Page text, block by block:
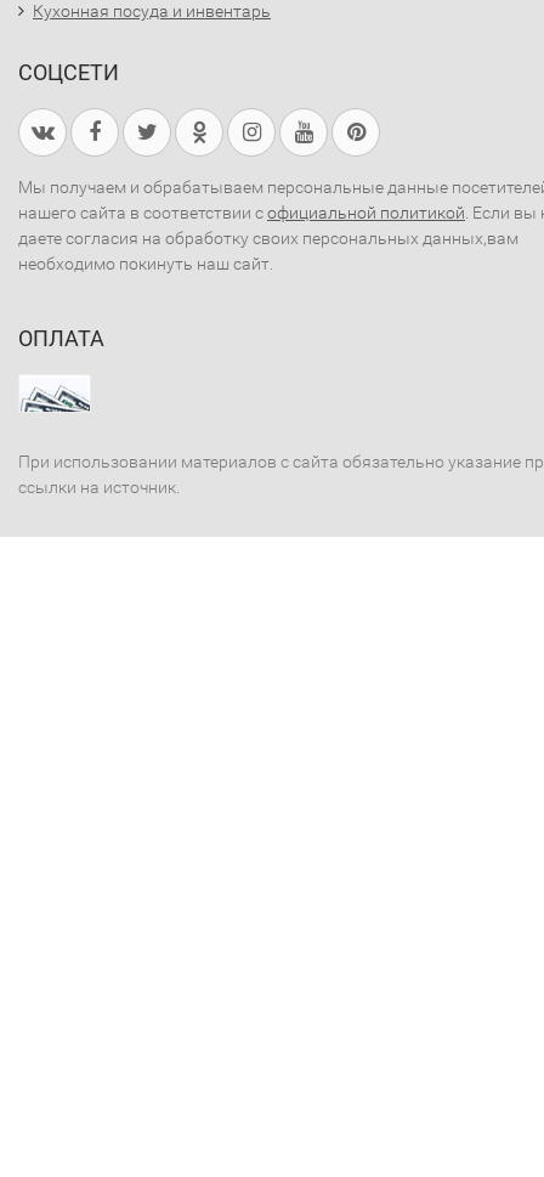
Кухонная посуда и инвентарь
СОЦСЕТИ
Мы получаем и обрабатываем персональные данные
нашего сайта в соответствии софициальной политикой . Если вы
даете согласия на обработку своих персональных данных,вам
необходимо покинуть наш сайт.
ОПЛАТА
При использовании материалов с сайта обязательно указание
ссылки на источник.